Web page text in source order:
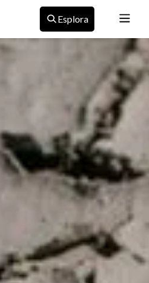
Esplora